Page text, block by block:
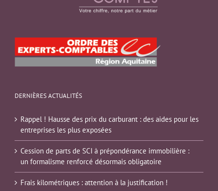
DERNIÈRES ACTUALITÉS
Rappel ! Hausse des prix du carburant : des aides pour les
entreprises les plus exposées
Cession de parts de SCI à prépondérance immobilière :
un formalisme renforcé désormais obligatoire
Frais kilométriques : attention à la justification !